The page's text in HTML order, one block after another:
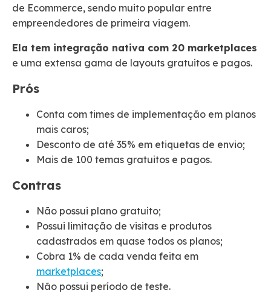
de Ecommerce, sendo muito popular entre
empreendedores de primeira viagem.
Ela tem integração nativa com 20 marketplaces
e uma extensa gama de layouts gratuitos e pagos.
Prós
Conta com times de implementação em planos
mais caros;
Desconto de até 35% em etiquetas de envio;
Mais de 100 temas gratuitos e pagos.
Contras
Não possui plano gratuito;
Possui limitação de visitas e produtos
cadastrados em quase todos os planos;
Cobra 1% de cada venda feita em
marketplaces;
Não possui período de teste.